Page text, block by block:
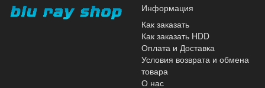
Информация
Как заказать
Как заказать HDD
Оплата и Доставка
Условия возврата и обмена
товара
О нас